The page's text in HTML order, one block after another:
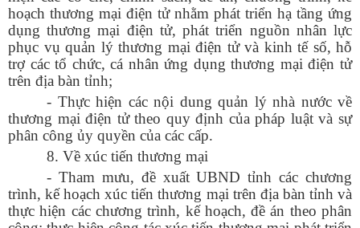
hoạch thương mại điện tử nhằm phát triển hạ tầng ứng
dụng thương mại điện tử, phát triển nguồn nhân lực
phục vụ quản lý thương mại điện tử và kinh tế số, hỗ
trợ các tổ chức, cá nhân ứng dụng thương mại điện tử
trên địa bàn tỉnh;
- Thực hiện các nội dung quản lý nhà nước về
thương mại điện tử theo quy định của pháp luật và sự
phân công ủy quyền của các cấp.
8. Về xúc tiến thương mại
- Tham mưu, đề xuất UBND tỉnh các chương
trình, kế hoạch xúc tiến thương mại trên địa bàn tỉnh và
thực hiện các chương trình, kế hoạch, đề án theo phân